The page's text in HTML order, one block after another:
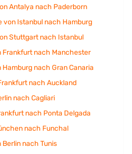
Antalya nach Paderborn
von Istanbul nach Hamburg
Stuttgart nach Istanbul
Frankfurt nach Manchester
Hamburg nach Gran Canaria
nach Auckland
nach Cagliari
nach Ponta Delgada
nach Funchal
nach Tunis